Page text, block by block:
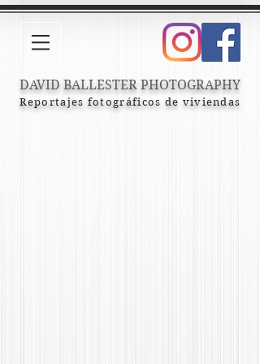
Reportajes fotográficos de viviendas
DAVID BALLESTER PHOTOGRAPHY